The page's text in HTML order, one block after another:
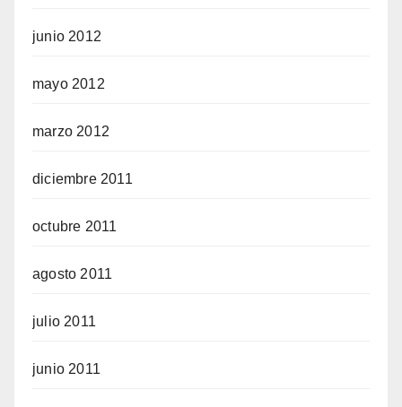
junio 2012
mayo 2012
marzo 2012
diciembre 2011
octubre 2011
agosto 2011
julio 2011
junio 2011